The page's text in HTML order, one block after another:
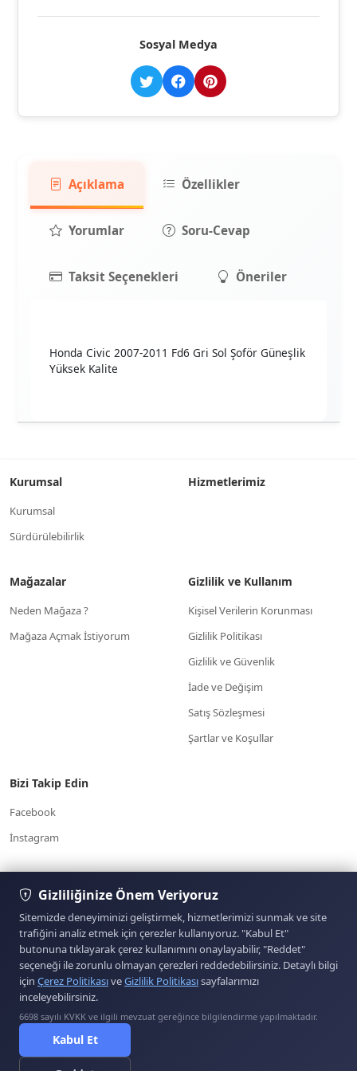
Sosyal Medya
Açıklama Özellikler
Yorumlar Soru-Cevap
Taksit Seçenekleri Öneriler
Honda Civic 2007-2011 Fd6 Gri Sol Şoför Güneşlik
Yüksek Kalite
Kurumsal
Kurumsal
Sürdürülebilirlik
Hizmetlerimiz
Mağazalar
Neden Mağaza ?
Mağaza Açmak İstiyorum
Gizlilik ve Kullanım
Kişisel Verilerin Korunması
Gizlilik Politikası
Gizlilik ve Güvenlik
İade ve Değişim
Satış Sözleşmesi
Şartlar ve Koşullar
Bizi Takip Edin
Facebook
İnstagram
7/24 Müşteri
Hizmetleri
05354574303
Yardım Merkezi
www.otoparcabul.com/
Sitemizde yer alan kullanıcıların oluşturduğu tüm
içerik, görüş ve bilgilerin doğruluğu, eksiksiz ve
değişmez olduğu, yayınlanması ile ilgili yasal
yükümlülükler içeriği oluşturan kullanıcıya aittir. Bu
içeriğin, görüş ve bilgilerin yanlışlık, eksiklik veya
yasalarla düzenlenmiş kurallara aykırılığından sitemiz
hiçbir şekilde sorumlu değildir. Sorularınız için ilan
sahibi ile irtibata geçebilirsiniz.
ETBİS'e Kayıtlıdır.
Gizliliğinize Önem Veriyoruz
Sitemizde deneyiminizi geliştirmek, hizmetlerimizi sunmak ve site
trafiğini analiz etmek için çerezler kullanıyoruz. "Kabul Et"
butonuna tıklayarak çerez kullanımını onaylayabilir, "Reddet"
seçeneği ile zorunlu olmayan çerezleri reddedebilirsiniz. Detaylı bilgi
için Çerez PolitikasıveGizlilik Politikasısayfalarımızı
inceleyebilirsiniz.
6698 sayılı KVKK ve ilgili mevzuat gereğince bilgilendirme yapılmaktadır.
Kabul Et